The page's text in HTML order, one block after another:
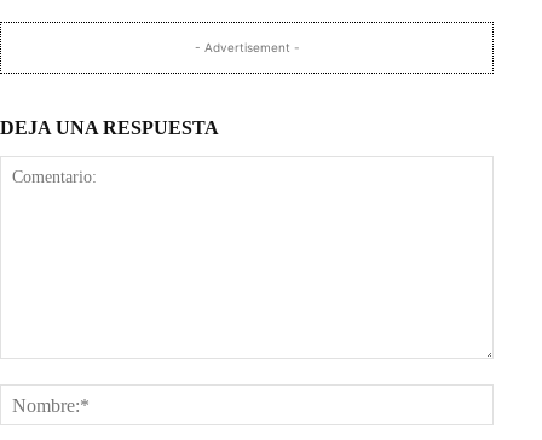
- Advertisement -
DEJA UNA RESPUESTA